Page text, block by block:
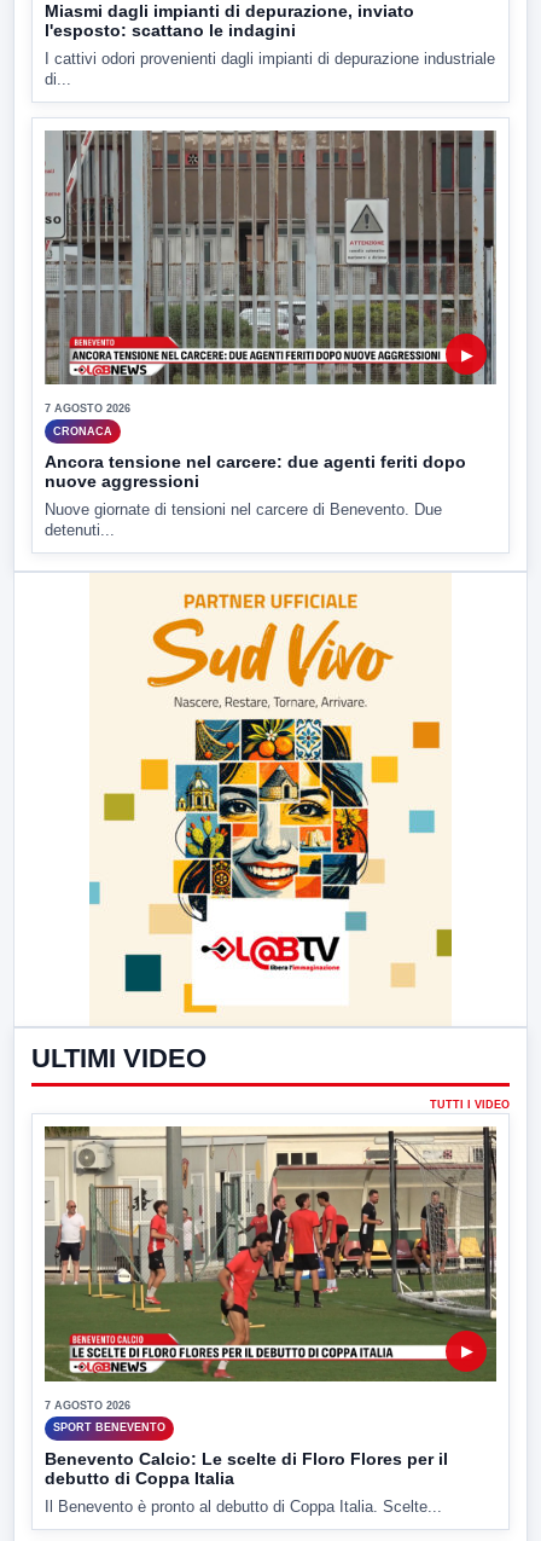
Miasmi dagli impianti di depurazione, inviato
l'esposto: scattano le indagini
I cattivi odori provenienti dagli impianti di depurazione industriale
di...
▶
7 AGOSTO 2026
CRONACA
Ancora tensione nel carcere: due agenti feriti dopo
nuove aggressioni
Nuove giornate di tensioni nel carcere di Benevento. Due
detenuti...
ULTIMI VIDEO
TUTTI I VIDEO
▶
7 AGOSTO 2026
SPORT BENEVENTO
Benevento Calcio: Le scelte di Floro Flores per il
debutto di Coppa Italia
Il Benevento è pronto al debutto di Coppa Italia. Scelte...